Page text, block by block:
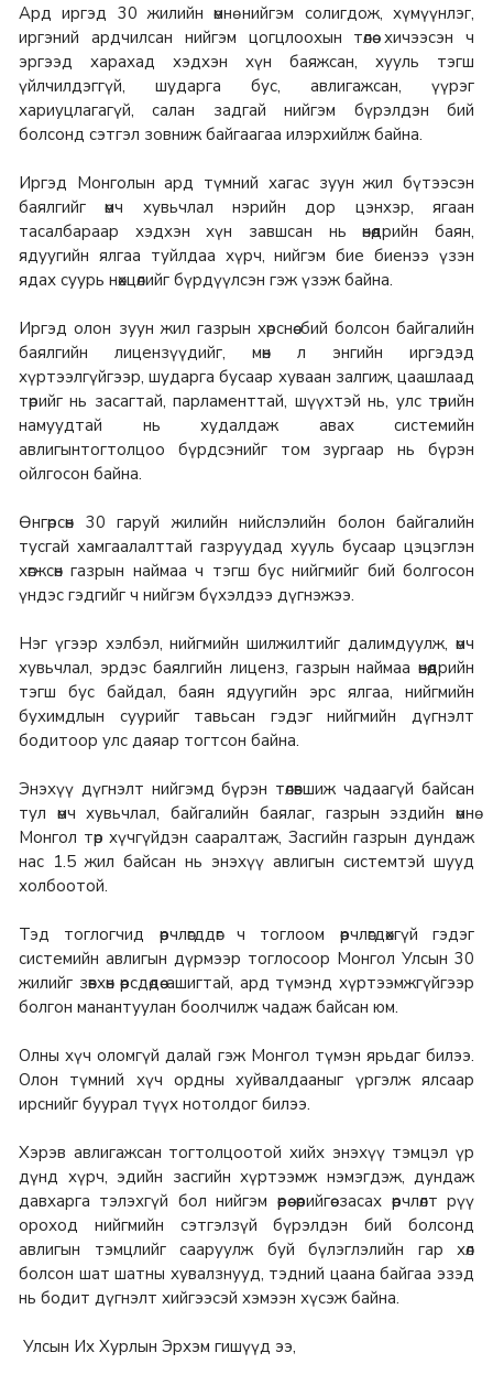
Ард иргэд 30 жилийн өмнө нийгэм солигдож, хүмүүнлэг,
иргэний ардчилсан нийгэм цогцлоохын төлөө хичээсэн ч
эргээд харахад хэдхэн хүн баяжсан, хууль тэгш
үйлчилдэггүй, шударга бус, авлигажсан, үүрэг
хариуцлагагүй, салан задгай нийгэм бүрэлдэн бий
болсонд сэтгэл зовниж байгаагаа илэрхийлж байна.
Иргэд Монголын ард түмний хагас зуун жил бүтээсэн
баялгийг өмч хувьчлал нэрийн дор цэнхэр, ягаан
тасалбараар хэдхэн хүн завшсан нь өнөөдрийн баян,
ядуугийн ялгаа туйлдаа хүрч, нийгэм бие биенээ үзэн
ядах суурь нөхцөлийг бүрдүүлсэн гэж үзэж байна.
Иргэд олон зуун жил газрын хөрснөө бий болсон байгалийн
баялгийн лицензүүдийг, мөн л энгийн иргэдэд
хүртээлгүйгээр, шударга бусаар хуваан залгиж, цаашлаад
төрийг нь засагтай, парламенттай, шүүхтэй нь, улс төрийн
намуудтай нь худалдаж авах системийн
авлигынтогтолцоо бүрдсэнийг том зургаар нь бүрэн
ойлгосон байна.
Өнгөрсөн 30 гаруй жилийн нийслэлийн болон байгалийн
тусгай хамгаалалттай газруудад хууль бусаар цэцэглэн
хөгжсөн газрын наймаа ч тэгш бус нийгмийг бий болгосон
үндэс гэдгийг ч нийгэм бүхэлдээ дүгнэжээ.
Нэг үгээр хэлбэл, нийгмийн шилжилтийг далимдуулж, өмч
хувьчлал, эрдэс баялгийн лиценз, газрын наймаа өнөөдрийн
тэгш бус байдал, баян ядуугийн эрс ялгаа, нийгмийн
бухимдлын суурийг тавьсан гэдэг нийгмийн дүгнэлт
бодитоор улс даяар тогтсон байна.
Энэхүү дүгнэлт нийгэмд бүрэн төлөвшиж чадаагүй байсан
тул өмч хувьчлал, байгалийн баялаг, газрын эздийн өмнө
Монгол төр хүчгүйдэн сааралтаж, Засгийн газрын дундаж
нас 1.5 жил байсан нь энэхүү авлигын системтэй шууд
холбоотой.
Тэд тоглогчид өөрчлөгддөг ч тоглоом өөрчлөгдөхгүй гэдэг
системийн авлигын дүрмээр тоглосоор Монгол Улсын 30
жилийг зөвхөн өөрсдөдөө ашигтай, ард түмэнд хүртээмжгүйгээр
болгон манантуулан боолчилж чадаж байсан юм.
Олны хүч оломгүй далай гэж Монгол түмэн ярьдаг билээ.
Олон түмний хүч ордны хуйвалдааныг үргэлж ялсаар
ирснийг буурал түүх нотолдог билээ.
Хэрэв авлигажсан тогтолцоотой хийх энэхүү тэмцэл үр
дүнд хүрч, эдийн засгийн хүртээмж нэмэгдэж, дундаж
давхарга тэлэхгүй бол нийгэм өөрөө өөрийгөө засах өөрчлөлт рүү
ороход нийгмийн сэтгэлзүй бүрэлдэн бий болсонд
авлигын тэмцлийг сааруулж буй бүлэглэлийн гар хөл
болсон шат шатны хувалзнууд, тэдний цаана байгаа эзэд
нь бодит дүгнэлт хийгээсэй хэмээн хүсэж байна.
Улсын Их Хурлын Эрхэм гишүүд ээ,